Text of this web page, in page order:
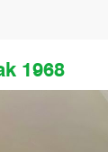
1968